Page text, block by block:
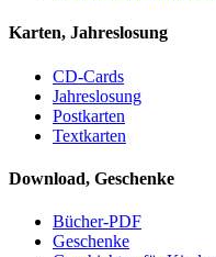
Karten, Jahreslosung
CD-Cards
Jahreslosung
Postkarten
Textkarten
Download, Geschenke
Bücher-PDF
Geschenke